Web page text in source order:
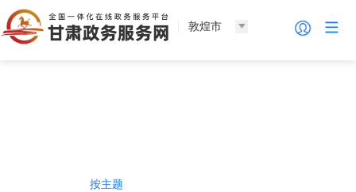
敦煌市
按主题